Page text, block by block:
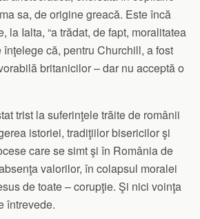
sa, de origine greacă. Este încă
la Ialta, “a trădat, de fapt, moralitatea
că, pentru Churchill, a fost
britanicilor – dar nu acceptă o
trist la suferinţele trăite de românii
istoriei, tradiţiilor bisericilor şi
care se simt şi în România de
valorilor, în colapsul moralei
de toate – corupţie. Şi nici voinţa
întrevede.